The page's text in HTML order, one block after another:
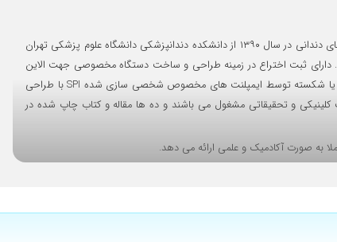
دکتر مهناز ارشد دانشیار گروه پروتزهای دندانی دانشکده دندانپزشکی علوم پزشکی تهران با رتبه یک فارغ التحصیل دکتری عمومی دندانپزشکی در سال ۱۳۸۷ و تخصص پروتزهای دندانی در سال ۱۳۹۰ از دانشکده دندانپزشکی دانشگاه علوم پزشکی تهران
سال ۱۳۹۵ فلوشیپ لیزر در دندانپزشکی را از انگلستان اخذ نمودند. دارای ثبت اختراع در زمینه طراحی و ساخت دستگاه مخصوصی جهت الاین
کردن فک در جراحی های فکی در سال ۱۳۹۸ می باشند. ایشان به صورت تخصصی در زمینه بازسازی های فکی با ایمپلنت، به خصوص بازسازی فک های به شدت تحلیل رفته یا شکسته توسط ایمپلنت های مخصوص شخصی سازی شده SPI با طراحی
و تحقیقاتی مشغول می باشند و ده ها مقاله و کتاب چاپ شده در
به صورت آکادمیک و علمی ارائه می دهد.